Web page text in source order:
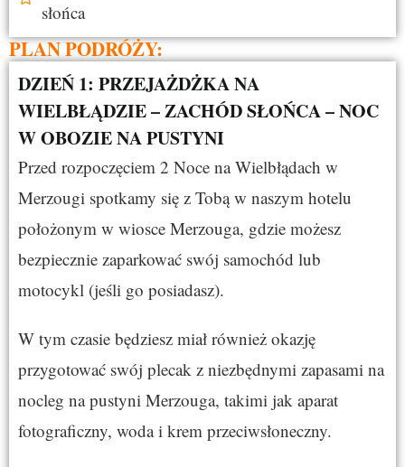
słońca
PLAN PODRÓŻY:
DZIEŃ 1: PRZEJAŻDŻKA NA
WIELBŁĄDZIE – ZACHÓD SŁOŃCA – NOC
W OBOZIE NA PUSTYNI
Przed rozpoczęciem 2 Noce na Wielbłądach w
Merzougi spotkamy się z Tobą w naszym hotelu
położonym w wiosce Merzouga, gdzie możesz
bezpiecznie zaparkować swój samochód lub
motocykl (jeśli go posiadasz).
W tym czasie będziesz miał również okazję
przygotować swój plecak z niezbędnymi zapasami na
nocleg na pustyni Merzouga, takimi jak aparat
fotograficzny, woda i krem przeciwsłoneczny.